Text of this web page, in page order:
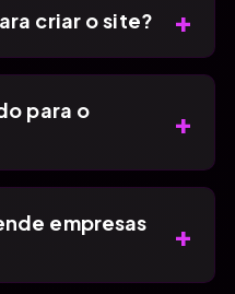
criar o site? +
para o
+
empresas
+